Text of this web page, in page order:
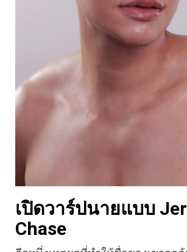
เปิดวาร์ปนายแบบ
Chase